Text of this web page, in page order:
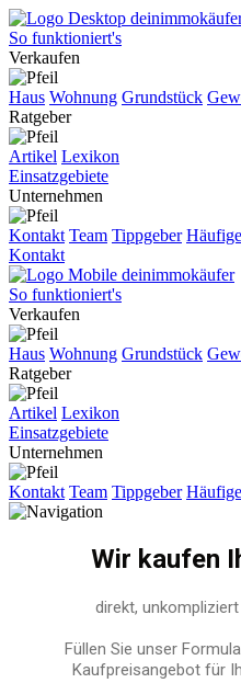
So funktioniert's
Verkaufen
Haus Wohnung Grundstück
Ratgeber
Artikel Lexikon
Einsatzgebiete
Unternehmen
Kontakt Team Tippgeber
Kontakt
So funktioniert's
Verkaufen
Haus Wohnung Grundstück
Ratgeber
Artikel Lexikon
Einsatzgebiete
Unternehmen
Kontakt Team Tippgeber